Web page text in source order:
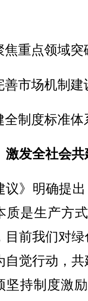
重点领域突
市场机制建
制度标准体
激发全社会
议》明确提
质是生产方
目前我们对
自觉行动，
坚持制度激